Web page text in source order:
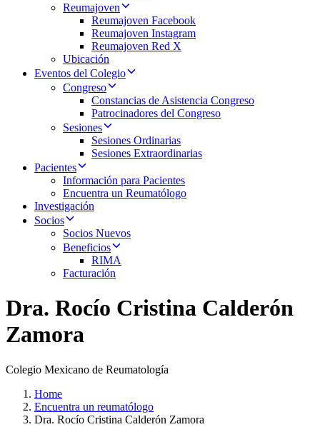
Reumajoven
Reumajoven Facebook
Reumajoven Instagram
Reumajoven Red X
Ubicación
Eventos del Colegio
Congreso
Constancias de Asistencia Congreso
Patrocinadores del Congreso
Sesiones
Sesiones Ordinarias
Sesiones Extraordinarias
Pacientes
Información para Pacientes
Encuentra un Reumatólogo
Investigación
Socios
Socios Nuevos
Beneficios
RIMA
Facturación
Dra. Rocío Cristina Calderón
Zamora
Colegio Mexicano de Reumatología
Home
Encuentra un reumatólogo
Dra. Rocío Cristina Calderón Zamora